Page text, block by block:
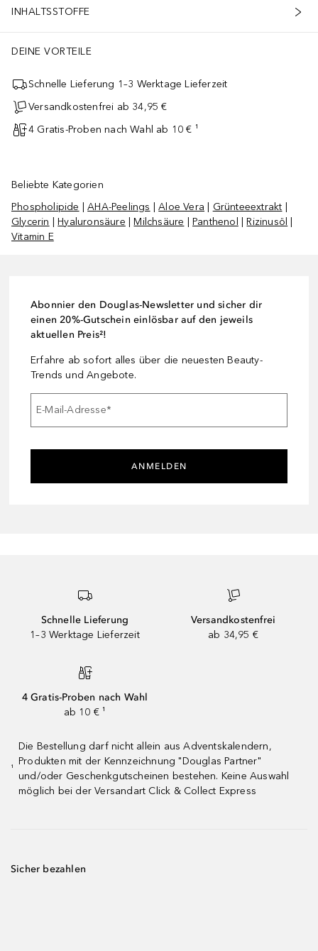
INHALTSSTOFFE
DEINE VORTEILE
Schnelle Lieferung 1–3 Werktage Lieferzeit
Versandkostenfrei ab 34,95 €
4 Gratis-Proben nach Wahl ab 10 € ¹
Beliebte Kategorien
Phospholipide |AHA-Peelings |Aloe Vera Grünteeextrakt
Glycerin |Hyaluronsäure |Milchsäure |Panthenol |Rizinusöl
Vitamin E
Abonnier den Douglas-Newsletter und sicher dir
einen 20%-Gutschein einlösbar auf den jeweils
aktuellen Preis²!
Erfahre ab sofort alles über die neuesten Beauty-
Trends und Angebote.
E-Mail-Adresse*
ANMELDEN
Schnelle Lieferung
1–3 Werktage Lieferzeit
Versandkostenfrei
ab 34,95 €
4 Gratis-Proben nach Wahl
ab 10 € ¹
¹
Die Bestellung darf nicht allein aus Adventskalendern,
Produkten mit der Kennzeichnung "Douglas Partner"
und/oder Geschenkgutscheinen bestehen. Keine Auswahl
möglich bei der Versandart Click & Collect Express
Sicher bezahlen